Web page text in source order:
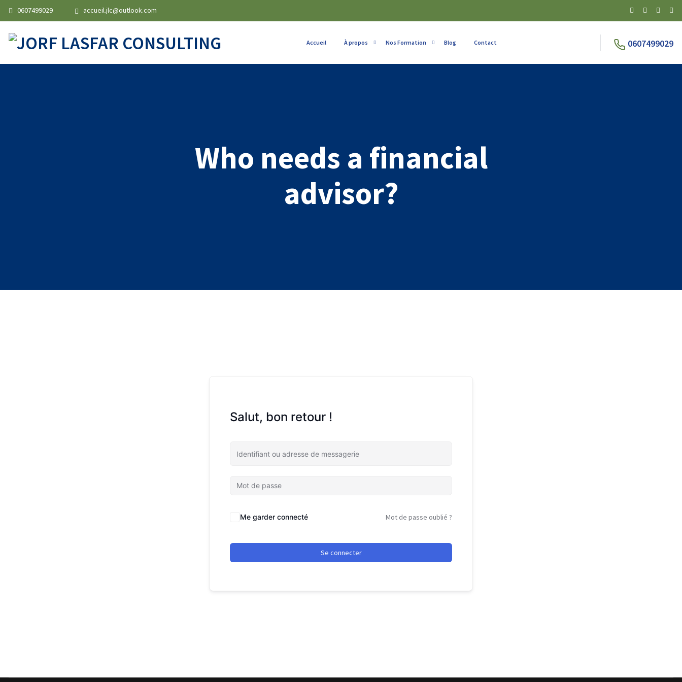
0607499029 accueil.jlc@outlook.com
Accueil À propos Nos Formation Blog Contact 0607499029
Who needs a financial
advisor?
Salut, bon retour !
Me garder connecté Mot de passe oublié ?
Se connecter